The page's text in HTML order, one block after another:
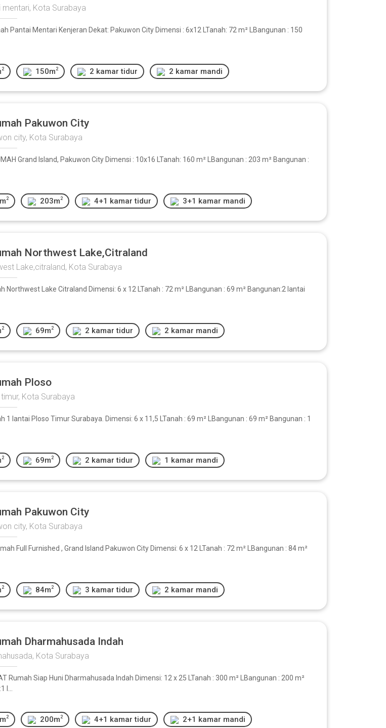
mentari, Kota Surabaya
Pantai Mentari Kenjeran Dekat: Pakuwon City Dimensi : 6x12 LTanah: 72 m² LBangunan : 150
2 150m 2 2 kamar tidur 2 kamar mandi
Pakuwon City
city, Kota Surabaya
Grand Island, Pakuwon City Dimensi : 10x16 LTanah: 160 m² LBangunan : 203 m² Bangunan :
2 203m 2 4+1 kamar tidur 3+1 kamar mandi
Northwest Lake,Citraland
Lake,citraland, Kota Surabaya
Northwest Lake Citraland Dimensi: 6 x 12 LTanah : 72 m² LBangunan : 69 m² Bangunan:2 lantai
2 69m 2 2 kamar tidur 2 kamar mandi
Ploso
Kota Surabaya
1 lantai Ploso Timur Surabaya. Dimensi: 6 x 11,5 LTanah : 69 m² LBangunan : 69 m² Bangunan : 1
2 69m 2 2 kamar tidur 1 kamar mandi
Pakuwon City
city, Kota Surabaya
Full Furnished , Grand Island Pakuwon City Dimensi: 6 x 12 LTanah : 72 m² LBangunan : 84 m²
2 84m 2 3 kamar tidur 2 kamar mandi
Dharmahusada Indah
Kota Surabaya
Rumah Siap Huni Dharmahusada Indah Dimensi: 12 x 25 LTanah : 300 m² LBangunan : 200 m²
l...
2 200m 2 4+1 kamar tidur 2+1 kamar mandi